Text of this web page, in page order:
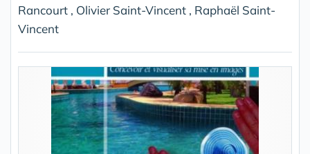
Rancourt , Olivier Saint-Vincent , Raphaël Saint-
Vincent